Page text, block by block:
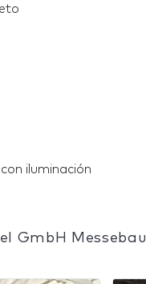
iluminación
GmbH Messebau